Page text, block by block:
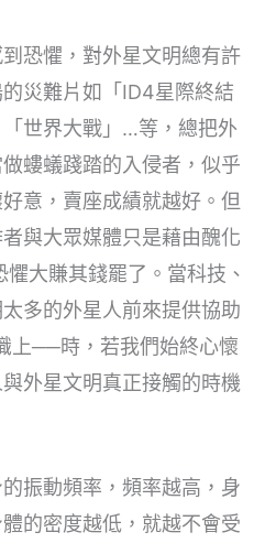
恐懼，對外星文明總有許
災難片如「ID4星際終結
世界大戰」…等，總把外
螻蟻踐踏的入侵者，似乎
意，賣座成績就越好。但
與大眾媒體只是藉由醜化
大賺其錢罷了。當科技、
多的外星人前來提供協助
上──時，若我們始終心懷
外星文明真正接觸的時機
振動頻率，頻率越高，身
的密度越低，就越不會受